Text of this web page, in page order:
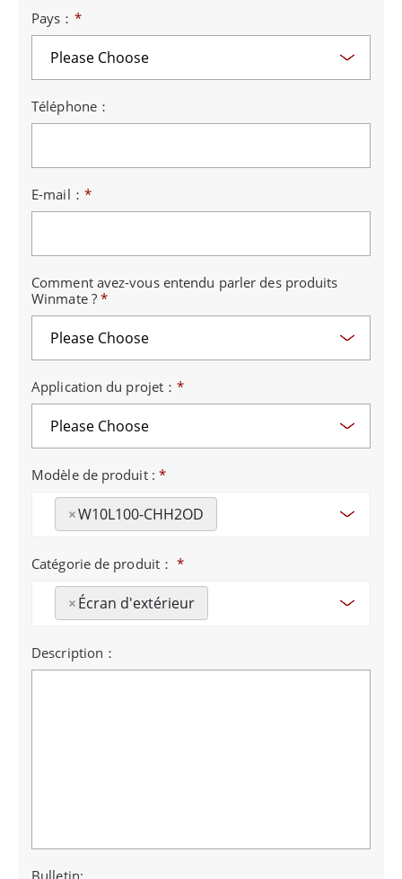
Pays： *
Téléphone：
E-mail： *
Comment avez-vous entendu parler des produits
Winmate ? *
Application du projet：*
Modèle de produit : *
×W10L100-CHH2OD
Catégorie de produit：*
×Écran d'extérieur
Description：